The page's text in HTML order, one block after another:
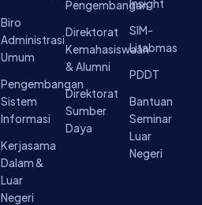
Biro
Administrasi
Umum
Pengembangan
Sistem
Informasi
Kerjasama
Dalam &
Luar
Negeri
Pengembangan
Direktorat
Kemahasiswaan
& Alumni
Direktorat
Sumber
Daya
Insight
SIM-
Litabmas
PDDT
Bantuan
Seminar
Luar
Negeri